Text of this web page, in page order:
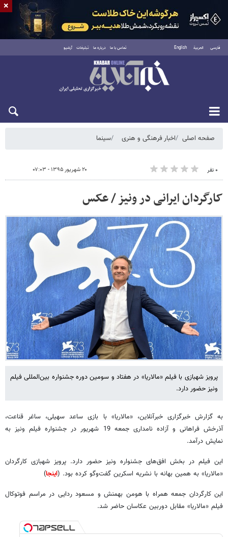
فارسی العربية English تماس با ما درباره ما تبلیغات آرشیو
شنبه ۱۷ مرداد ۱۴۰۵
صفحه اصلی اخبار فرهنگی و هنری سینما
۰ نفر ۲۰ شهریور ۱۳۹۵ - ۰۷:۰۳
کارگردان ایرانی در ونیز / عکس
پرویز شهبازی با فیلم «مالاریا» در هفتاد و سومین دوره جشنواره بین‌المللی فیلم
ونیز حضور دارد.
به گزارش خبرگزاری خبرآنلاین، «مالاریا» با بازی ساعد سهیلی، ساغر قناعت،
آذرخش فراهانی و آزاده نامداری جمعه 19 شهریور در جشنواره فیلم ونیز به
نمایش درآمد.
این فیلم در بخش افق‌های جشنواره ونیز حضور دارد. پرویز شهبازی کارگردان
«مالاریا» به همین بهانه با نشریه اسکرین گفت‌وگو کرده بود. (اینجا)
این کارگردان جمعه همراه با هومن بهمنش و مسعود ردایی در مراسم فوتوکال
فیلم «مالاریا» مقابل دوربین عکاسان حاضر شد.
×